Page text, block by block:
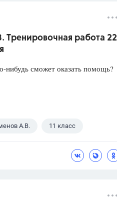
Тренировочная работа 22
нибудь сможет оказать помощь?
А.В. 11 класс